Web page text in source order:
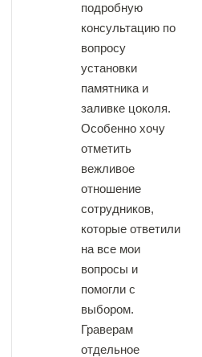
подробную
консультацию по
вопросу
установки
памятника и
заливке цоколя.
Особенно хочу
отметить
вежливое
отношение
сотрудников,
которые ответили
на все мои
вопросы и
помогли с
выбором.
Граверам
отдельное